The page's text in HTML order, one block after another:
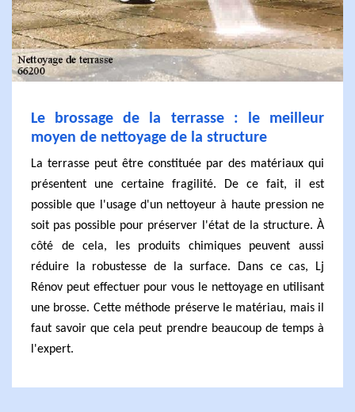
Le brossage de la terrasse : le meilleur
moyen de nettoyage de la structure
La terrasse peut être constituée par des matériaux qui
présentent une certaine fragilité. De ce fait, il est
possible que l'usage d'un nettoyeur à haute pression ne
soit pas possible pour préserver l'état de la structure. À
côté de cela, les produits chimiques peuvent aussi
réduire la robustesse de la surface. Dans ce cas, Lj
Rénov peut effectuer pour vous le nettoyage en utilisant
une brosse. Cette méthode préserve le matériau, mais il
faut savoir que cela peut prendre beaucoup de temps à
l'expert.